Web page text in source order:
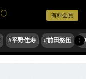
有料会員
#平野佳寿 #前田悠伍 〉